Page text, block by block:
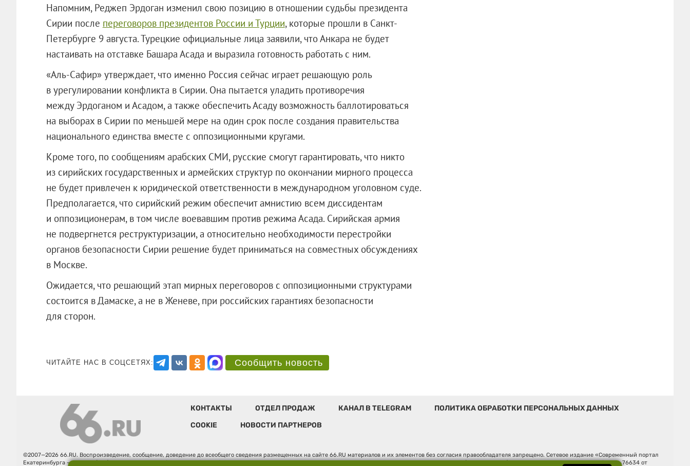
Напомним, Реджеп Эрдоган изменил свою позицию в отношении судьбы президента
Сирии после переговоров президентов России и Турции, которые прошли в Санкт-
Петербурге 9 августа. Турецкие официальные лица заявили, что Анкара не будет
настаивать на отставке Башара Асада и выразила готовность работать с ним.
«Аль-Сафир» утверждает, что именно Россия сейчас играет решающую роль
в урегулировании конфликта в Сирии. Она пытается уладить противоречия
между Эрдоганом и Асадом, а также обеспечить Асаду возможность баллотироваться
на выборах в Сирии по меньшей мере на один срок после создания правительства
национального единства вместе с оппозиционными кругами.
Кроме того, по сообщениям арабских СМИ, русские смогут гарантировать, что никто
из сирийских государственных и армейских структур по окончании мирного процесса
не будет привлечен к юридической ответственности в международном уголовном суде.
Предполагается, что сирийский режим обеспечит амнистию всем диссидентам
и оппозиционерам, в том числе воевавшим против режима Асада. Сирийская армия
не подвергнется реструктуризации, а относительно необходимости перестройки
органов безопасности Сирии решение будет приниматься на совместных обсуждениях
в Москве.
Ожидается, что решающий этап мирных переговоров с оппозиционными структурами
состоится в Дамаске, а не в Женеве, при российских гарантиях безопасности
для сторон.
ЧИТАЙТЕ НАС В СОЦСЕТЯХ: Сообщить новость
КОНТАКТЫ ОТДЕЛ ПРОДАЖ КАНАЛ В TELEGRAM
ПОЛИТИКА ОБРАБОТКИ ПЕРСОНАЛЬНЫХ ДАННЫХ
COOKIE
НОВОСТИ ПАРТНЕРОВ
©2007—2026 66.RU. Воспроизведение, сообщение, доведение до всеобщего сведения размещенных на сайте 66.RU материалов и их элементов без согласия правообладателя запрещено. Сетевое издание «Современный портал
Екатеринбурга — «66.ru» (18+) зарегистрировано Федеральной службой по надзору в сфере связи, информационных технологий и массовых коммуникаций (Роскомнадзор). Регистрационный номер ЭЛ № ФС 77 - 76634 от